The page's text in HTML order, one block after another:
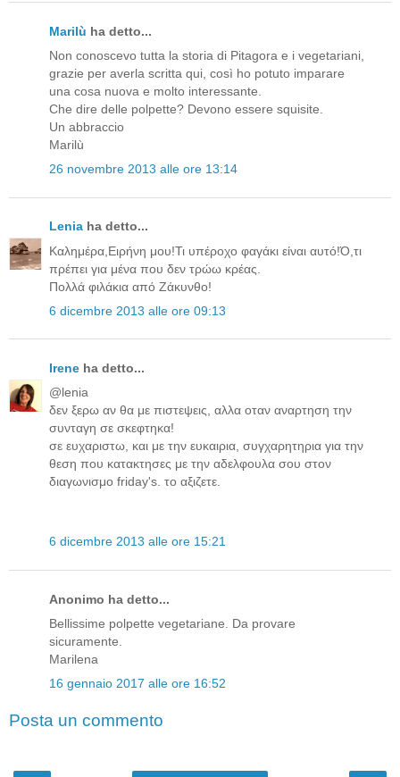
Marilù ha detto...
Non conoscevo tutta la storia di Pitagora e i vegetariani,
grazie per averla scritta qui, così ho potuto imparare
una cosa nuova e molto interessante.
Che dire delle polpette? Devono essere squisite.
Un abbraccio
Marilù
26 novembre 2013 alle ore 13:14
Lenia ha detto...
Καλημέρα,Ειρήνη μου!Τι υπέροχο φαγάκι είναι αυτό!Ό,τι
πρέπει για μένα που δεν τρώω κρέας.
Πολλά φιλάκια από Ζάκυνθο!
6 dicembre 2013 alle ore 09:13
Irene ha detto...
@lenia
δεν ξερω αν θα με πιστεψεις, αλλα οταν αναρτηση την
συνταγη σε σκεφτηκα!
σε ευχαριστω, και με την ευκαιρια, συγχαρητηρια για την
θεση που κατακτησες με την αδελφουλα σου στον
διαγωνισμο friday's. το αξιζετε.
6 dicembre 2013 alle ore 15:21
Anonimo ha detto...
Bellissime polpette vegetariane. Da provare
sicuramente.
Marilena
16 gennaio 2017 alle ore 16:52
Posta un commento